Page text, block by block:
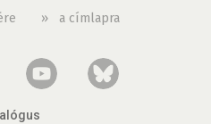
» a címlapra